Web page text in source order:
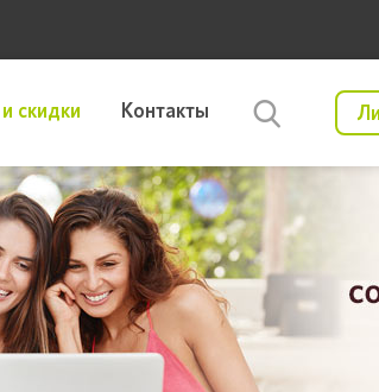
скидки Контакты